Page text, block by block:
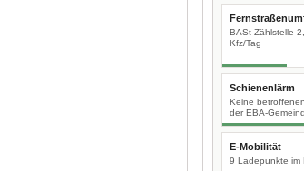
BASt-Zählstelle
Kfz/Tag
Schienenlärm
Keine
der EBA-
E-Mobilität
9 Ladepunkte im